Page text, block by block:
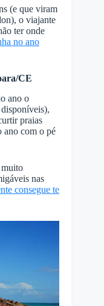
(e que viram
o viajante
ter onde
no ano
CE
ano o
praias
ano com o pé
muito
nas
consegue te